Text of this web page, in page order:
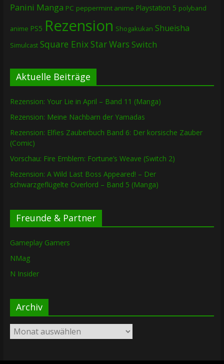
Panini Manga PC peppermint anime Playstation 5 polyband
anime PS5 Rezension Shogakukan Shueisha
Simulcast Square EnixStar Wars Switch
Aktuelle Beiträge
Rezension: Your Lie in April – Band 11 (Manga)
Rezension: Meine Nachbarn der Yamadas
Rezension: Elfies Zauberbuch Band 6: Der korsische Zauber
(Comic)
Vorschau: Fire Emblem: Fortune’s Weave (Switch 2)
Rezension: A Wild Last Boss Appeared! – Der
schwarzgeflügelte Overlord – Band 5 (Manga)
Freunde & Partner
Gameplay Gamers
NMag
N Insider
Archiv
Archiv